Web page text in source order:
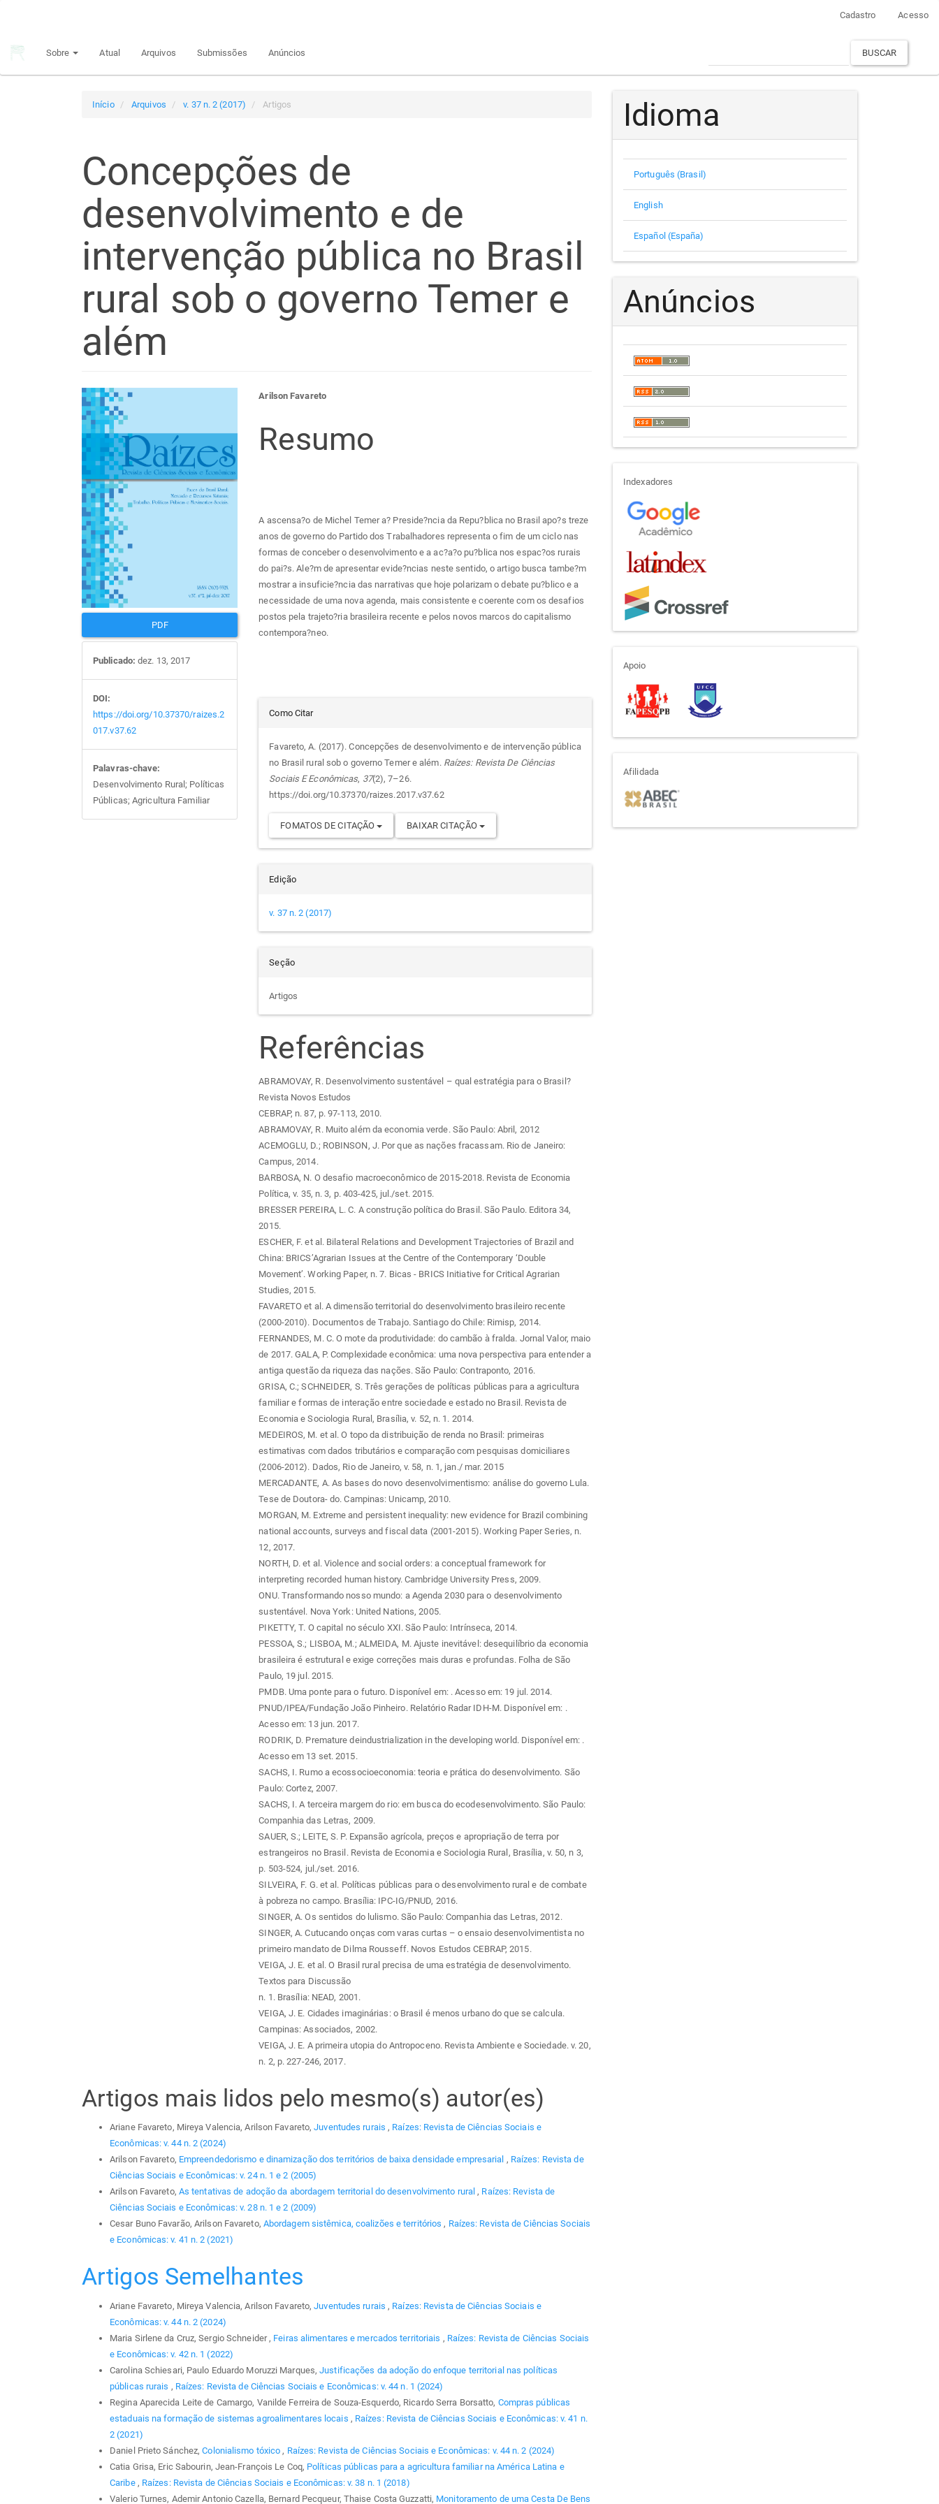
principal
Cadastro Acesso
Sobre Atual Arquivos Submissões Anúncios BUSCAR
Início Arquivos v. 37 n. 2 (2017) Artigos
Concepções de
desenvolvimento e de
intervenção pública no Brasil
rural sob o governo Temer e
além
Barra
lateral
de
artigos
PDF
Publicado: dez. 13, 2017
DOI:
https://doi.org/10.37370/raizes.2
017.v37.62
Palavras-chave:
Desenvolvimento Rural; Políticas
Públicas; Agricultura Familiar
Conteúdo
do
principal
Arilson Favareto
Resumo
A ascensa?o de Michel Temer a? Preside?ncia da Repu?blica no Brasil apo?s treze
anos de governo do Partido dos Trabalhadores representa o fim de um ciclo nas
formas de conceber o desenvolvimento e a ac?a?o pu?blica nos espac?os rurais
do pai?s. Ale?m de apresentar evide?ncias neste sentido, o artigo busca tambe?m
mostrar a insuficie?ncia das narrativas que hoje polarizam o debate pu?blico e a
necessidade de uma nova agenda, mais consistente e coerente com os desafios
postos pela trajeto?ria brasileira recente e pelos novos marcos do capitalismo
contempora?neo.
Detalhes
do
artigo
Como Citar
Favareto, A. (2017). Concepções de desenvolvimento e de intervenção pública
no Brasil rural sob o governo Temer e além. Raízes: Revista De Ciências
Sociais E Econômicas, 37(2), 7–26.
https://doi.org/10.37370/raizes.2017.v37.62
FOMATOS DE CITAÇÃO BAIXAR CITAÇÃO
Edição
v. 37 n. 2 (2017)
Seção
Artigos
Referências
ABRAMOVAY, R. Desenvolvimento sustentável – qual estratégia para o Brasil?
Revista Novos Estudos
CEBRAP, n. 87, p. 97-113, 2010.
ABRAMOVAY, R. Muito além da economia verde. São Paulo: Abril, 2012
ACEMOGLU, D.; ROBINSON, J. Por que as nações fracassam. Rio de Janeiro:
Campus, 2014.
BARBOSA, N. O desafio macroeconômico de 2015-2018. Revista de Economia
Política, v. 35, n. 3, p. 403-425, jul./set. 2015.
BRESSER PEREIRA, L. C. A construção política do Brasil. São Paulo. Editora 34,
2015.
ESCHER, F. et al. Bilateral Relations and Development Trajectories of Brazil and
China: BRICS’Agrarian Issues at the Centre of the Contemporary ‘Double
Movement’. Working Paper, n. 7. Bicas - BRICS Initiative for Critical Agrarian
Studies, 2015.
FAVARETO et al. A dimensão territorial do desenvolvimento brasileiro recente
(2000-2010). Documentos de Trabajo. Santiago do Chile: Rimisp, 2014.
FERNANDES, M. C. O mote da produtividade: do cambão à fralda. Jornal Valor, maio
de 2017. GALA, P. Complexidade econômica: uma nova perspectiva para entender a
antiga questão da riqueza das nações. São Paulo: Contraponto, 2016.
GRISA, C.; SCHNEIDER, S. Três gerações de políticas públicas para a agricultura
familiar e formas de interação entre sociedade e estado no Brasil. Revista de
Economia e Sociologia Rural, Brasília, v. 52, n. 1. 2014.
MEDEIROS, M. et al. O topo da distribuição de renda no Brasil: primeiras
estimativas com dados tributários e comparação com pesquisas domiciliares
(2006-2012). Dados, Rio de Janeiro, v. 58, n. 1, jan./ mar. 2015
MERCADANTE, A. As bases do novo desenvolvimentismo: análise do governo Lula.
Tese de Doutora- do. Campinas: Unicamp, 2010.
MORGAN, M. Extreme and persistent inequality: new evidence for Brazil combining
national accounts, surveys and fiscal data (2001-2015). Working Paper Series, n.
12, 2017.
NORTH, D. et al. Violence and social orders: a conceptual framework for
interpreting recorded human history. Cambridge University Press, 2009.
ONU. Transformando nosso mundo: a Agenda 2030 para o desenvolvimento
sustentável. Nova York: United Nations, 2005.
PIKETTY, T. O capital no século XXI. São Paulo: Intrínseca, 2014.
PESSOA, S.; LISBOA, M.; ALMEIDA, M. Ajuste inevitável: desequilíbrio da economia
brasileira é estrutural e exige correções mais duras e profundas. Folha de São
Paulo, 19 jul. 2015.
PMDB. Uma ponte para o futuro. Disponível em: . Acesso em: 19 jul. 2014.
PNUD/IPEA/Fundação João Pinheiro. Relatório Radar IDH-M. Disponível em: .
Acesso em: 13 jun. 2017.
RODRIK, D. Premature deindustrialization in the developing world. Disponível em: .
Acesso em 13 set. 2015.
SACHS, I. Rumo a ecossocioeconomia: teoria e prática do desenvolvimento. São
Paulo: Cortez, 2007.
SACHS, I. A terceira margem do rio: em busca do ecodesenvolvimento. São Paulo:
Companhia das Letras, 2009.
SAUER, S.; LEITE, S. P. Expansão agrícola, preços e apropriação de terra por
estrangeiros no Brasil. Revista de Economia e Sociologia Rural, Brasília, v. 50, n 3,
p. 503-524, jul./set. 2016.
SILVEIRA, F. G. et al. Políticas públicas para o desenvolvimento rural e de combate
à pobreza no campo. Brasília: IPC-IG/PNUD, 2016.
SINGER, A. Os sentidos do lulismo. São Paulo: Companhia das Letras, 2012.
SINGER, A. Cutucando onças com varas curtas – o ensaio desenvolvimentista no
primeiro mandato de Dilma Rousseff. Novos Estudos CEBRAP, 2015.
VEIGA, J. E. et al. O Brasil rural precisa de uma estratégia de desenvolvimento.
Textos para Discussão
n. 1. Brasília: NEAD, 2001.
VEIGA, J. E. Cidades imaginárias: o Brasil é menos urbano do que se calcula.
Campinas: Associados, 2002.
VEIGA, J. E. A primeira utopia do Antropoceno. Revista Ambiente e Sociedade. v. 20,
n. 2, p. 227-246, 2017.
Artigos mais lidos pelo mesmo(s) autor(es)
Ariane Favareto, Mireya Valencia, Arilson Favareto,Juventudes rurais, Raízes: Revista de Ciências Sociais e
Econômicas: v. 44 n. 2 (2024)
Arilson Favareto, Empreendedorismo e dinamização dos territórios de baixa densidade empresarial , Raízes: Revista de
Ciências Sociais e Econômicas: v. 24 n. 1 e 2 (2005)
Arilson Favareto, As tentativas de adoção da abordagem territorial do desenvolvimento rural, Raízes: Revista de
Ciências Sociais e Econômicas: v. 28 n. 1 e 2 (2009)
Cesar Buno Favarão, Arilson Favareto, Abordagem sistêmica, coalizões e territórios, Raízes: Revista de Ciências Sociais
e Econômicas: v. 41 n. 2 (2021)
Artigos Semelhantes
Ariane Favareto, Mireya Valencia, Arilson Favareto,Juventudes rurais , Raízes: Revista de Ciências Sociais e
Econômicas: v. 44 n. 2 (2024)
Maria Sirlene da Cruz, Sergio Schneider , Feiras alimentares e mercados territoriais , Raízes: Revista de Ciências Sociais
e Econômicas: v. 42 n. 1 (2022)
Carolina Schiesari, Paulo Eduardo Moruzzi Marques,Justificações da adoção do enfoque territorial nas políticas
públicas rurais , Raízes: Revista de Ciências Sociais e Econômicas: v. 44 n. 1 (2024)
Regina Aparecida Leite de Camargo, Vanilde Ferreira de Souza-Esquerdo, Ricardo Serra Borsatto, Compras públicas
estaduais na formação de sistemas agroalimentares locais , Raízes: Revista de Ciências Sociais e Econômicas: v. 41 n.
2 (2021)
Daniel Prieto Sánchez,Colonialismo tóxico , Raízes: Revista de Ciências Sociais e Econômicas: v. 44 n. 2 (2024)
Catia Grisa, Eric Sabourin, Jean-François Le Coq, Políticas públicas para a agricultura familiar na América Latina e
Caribe , Raízes: Revista de Ciências Sociais e Econômicas: v. 38 n. 1 (2018)
Valerio Turnes, Ademir Antonio Cazella, Bernard Pecqueur, Thaise Costa Guzzatti, Monitoramento de uma Cesta De Bens
Idioma
Português (Brasil)
English
Español (España)
Anúncios
indexadores
Indexadores
apoio
Apoio
afiliada
Afilidada